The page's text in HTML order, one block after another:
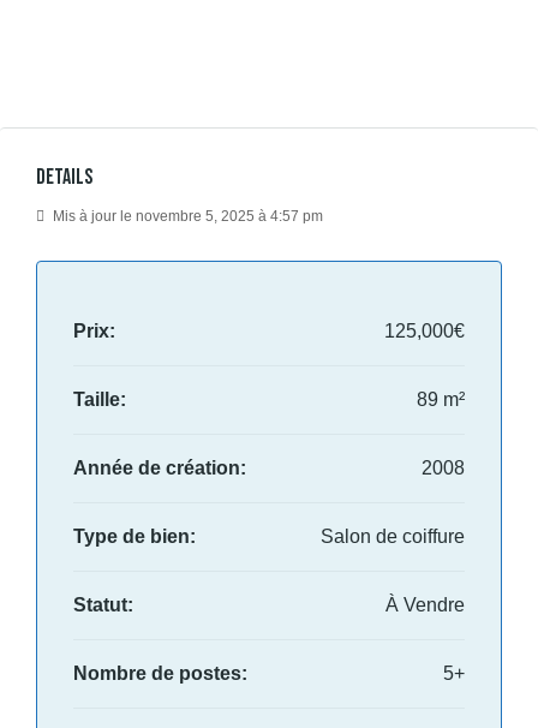
Details
Mis à jour le novembre 5, 2025 à 4:57 pm
Prix: 125,000€
Taille: 89 m²
Année de création: 2008
Type de bien: Salon de coiffure
Statut: À Vendre
Nombre de postes: 5+